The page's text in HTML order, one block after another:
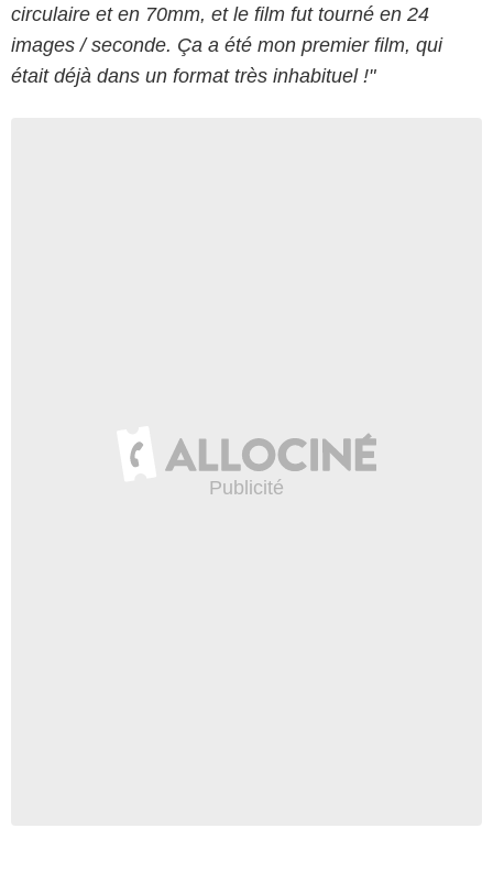
circulaire et en 70mm, et le film fut tourné en 24
images / seconde. Ça a été mon premier film, qui
était déjà dans un format très inhabituel !"